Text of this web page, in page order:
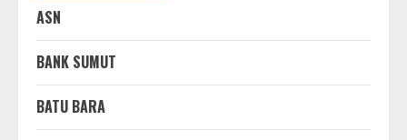
ASN
BANK SUMUT
BATU BARA